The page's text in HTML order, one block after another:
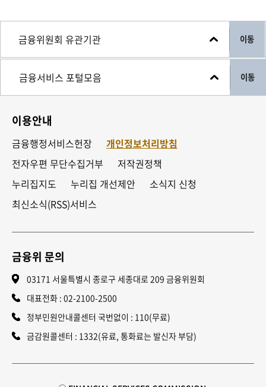
이동
이동
이용안내
금융행정서비스헌장
개인정보처리방침
전자우편 무단수집거부
저작권정책
누리집지도
누리집 개선제안
소식지 신청
최신소식(RSS)서비스
금융위 문의
03171 서울특별시 종로구 세종대로 209 금융위원회
대표전화 : 02-2100-2500
정부민원안내콜센터 국번없이 : 110(무료)
금감원콜센터 : 1332(유료, 통화료는 발신자 부담)